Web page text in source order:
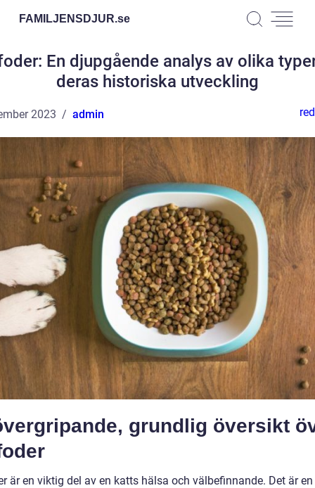
FAMILJENSDJUR.se
En djupgående analys av olika
deras historiska utveckling
2023 admin
grundlig översikt
är en viktig del av en katts hälsa och välbefinnande. Det är en